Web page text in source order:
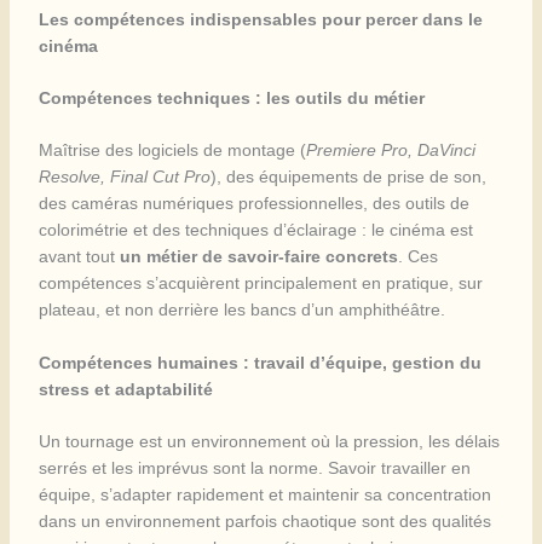
Les compétences indispensables pour percer dans le
cinéma
Compétences techniques : les outils du métier
Maîtrise des logiciels de montage (Premiere Pro, DaVinci
Resolve, Final Cut Pro), des équipements de prise de son,
des caméras numériques professionnelles, des outils de
colorimétrie et des techniques d’éclairage : le cinéma est
avant tout un métier de savoir-faire concrets . Ces
compétences s’acquièrent principalement en pratique, sur
plateau, et non derrière les bancs d’un amphithéâtre.
Compétences humaines : travail d’équipe, gestion du
stress et adaptabilité
Un tournage est un environnement où la pression, les délais
serrés et les imprévus sont la norme. Savoir travailler en
équipe, s’adapter rapidement et maintenir sa concentration
dans un environnement parfois chaotique sont des qualités